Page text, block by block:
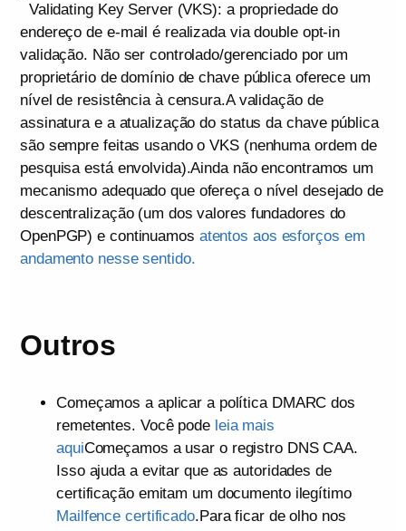
Validating Key Server (VKS): a propriedade do
endereço de e-mail é realizada via double opt-in
validação. Não ser controlado/gerenciado por um
proprietário de domínio de chave pública oferece um
nível de resistência à censura.A validação de
assinatura e a atualização do status da chave pública
são sempre feitas usando o VKS (nenhuma ordem de
pesquisa está envolvida).Ainda não encontramos um
mecanismo adequado que ofereça o nível desejado de
descentralização (um dos valores fundadores do
OpenPGP) e continuamos atentos aos esforços em
andamento nesse sentido.
Outros
Começamos a aplicar a política DMARC dos
remetentes. Você pode leia mais
aquiComeçamos a usar o registro DNS CAA.
Isso ajuda a evitar que as autoridades de
certificação emitam um documento ilegítimo
Mailfence certificado.Para ficar de olho nos